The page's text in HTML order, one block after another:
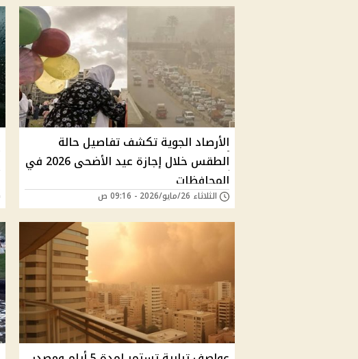
الأرصاد الجوية تكشف تفاصيل حالة
الطقس خلال إجازة عيد الأضحى 2026 في
المحافظات
الثلاثاء 26/مايو/2026 - 09:16 ص